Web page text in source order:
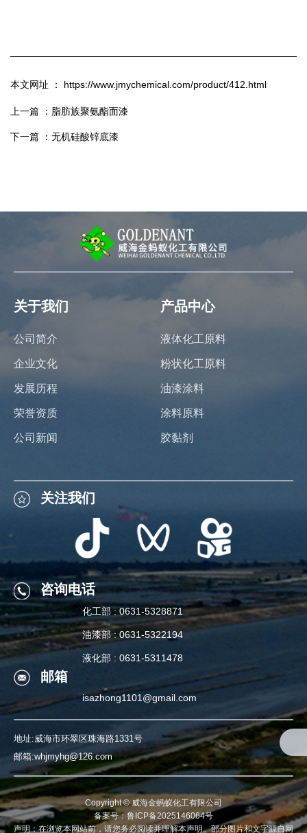
本文网址 ： https://www.jmychemical.com/product/412.html
上一篇 ： 脂肪族聚氨酯面漆
下一篇 ： 无机硅酸锌底漆
关注我们
咨询电话
化工部 : 0631-5328871
油漆部 : 0631-5322194
液化部 : 0631-5311478
关于我们
公司简介
企业文化
发展历程
荣誉资质
公司新闻
产品中心
液体化工原料
粉状化工原料
油漆涂料
涂料原料
胶黏剂
关注我们
咨询电话
化工部 : 0631-5328871
油漆部 : 0631-5322194
液化部 : 0631-5311478
邮箱
isazhong1101@gmail.com
地址:威海市环翠区珠海路1331号
邮箱:whjmyhg@126.com
Copyright ©威海金蚂蚁化工有限公司
备案号：鲁ICP备2025146064号
声明：在浏览本网站前，请您务必阅读并理解本声明。部分图片和文字源自网